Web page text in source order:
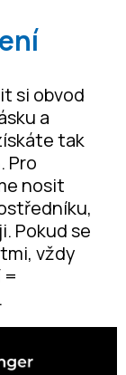
si obvod
a
tak
Pro
nosit
Pokud se
vždy
=